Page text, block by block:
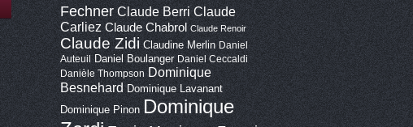
Fechner Claude Berri Claude
Carliez Claude Chabrol Claude Renoir
Claude Zidi Claudine Merlin Daniel
Auteuil
Daniel Boulanger Daniel Ceccaldi
Danièle Thompson Dominique
Besnehard Dominique Lavanant
Dominique Pinon Dominique